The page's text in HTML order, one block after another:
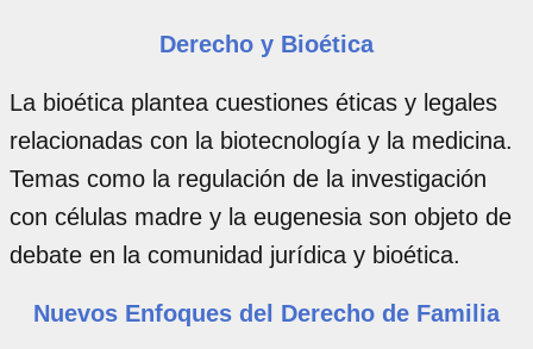
Derecho y Bioética
La bioética plantea cuestiones éticas y legales
relacionadas con la biotecnología y la medicina.
Temas como la regulación de la investigación
con células madre y la eugenesia son objeto de
debate en la comunidad jurídica y bioética.
Nuevos Enfoques del Derecho de Familia